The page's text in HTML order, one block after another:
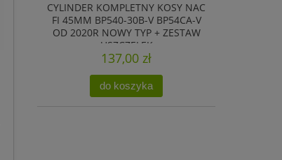
CYLINDER KOMPLETNY KOSY NAC
FI 45MM BP540-30B-V BP54CA-V
OD 2020R NOWY TYP + ZESTAW
USZCZELEK
137,00 zł
do koszyka